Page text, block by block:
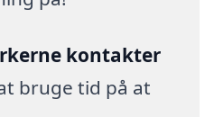
kontakter
bruge tid på at